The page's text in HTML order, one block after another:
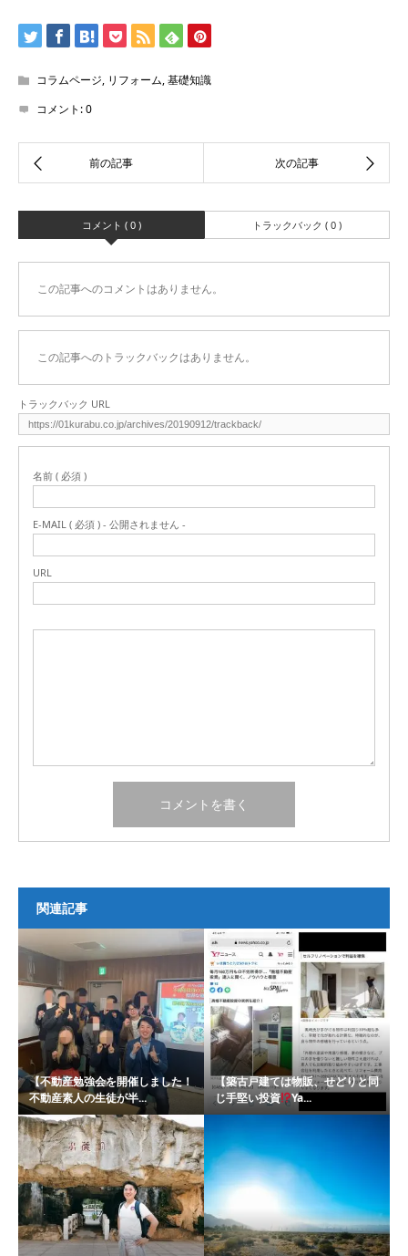
コラムページ, リフォーム,基礎知識
コメント:0
コメント ( 0 ) トラックバック ( 0 )
この記事へのコメントはありません。
この記事へのトラックバックはありません。
トラックバック URL
名前 ( 必須 )
E-MAIL ( 必須 ) - 公開されません -
URL
関連記事
【不動産勉強会を開催しました！
不動産素人の生徒が半...
【築古戸建ては物販、せどりと同
じ手堅い投資
Ya...